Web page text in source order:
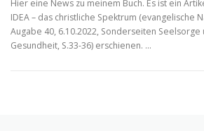
Hier eine News zu meinem Buch. Es ist ein
IDEA – das christliche Spektrum (evangelische
Augabe 40, 6.10.2022, Sonderseiten Seelsorge
Gesundheit, S.33-36) erschienen. …